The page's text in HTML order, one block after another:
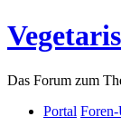
Das Forum zum
Portal